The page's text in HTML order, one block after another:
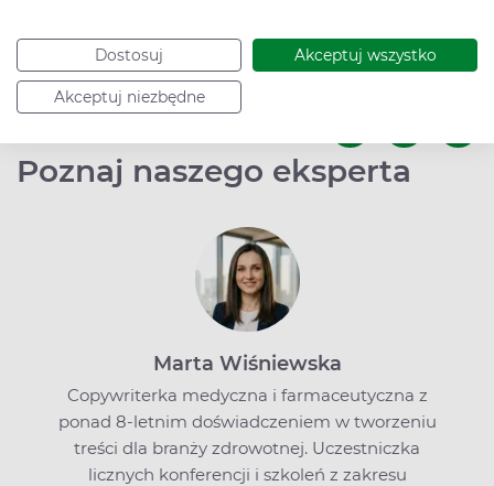
Dostosuj Akceptuj wszystko
Akceptuj niezbędne
Data dodania: 10.04.2023
Poznaj naszego eksperta
Marta Wiśniewska
Copywriterka medyczna i farmaceutyczna z
ponad 8-letnim doświadczeniem w tworzeniu
treści dla branży zdrowotnej. Uczestniczka
licznych konferencji i szkoleń z zakresu